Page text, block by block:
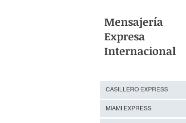
Mensajería
Expresa
Internacional
CASILLERO EXPRESS
MIAMI EXPRESS